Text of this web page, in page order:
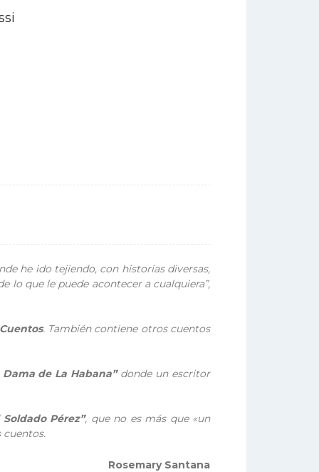
he ido tejiendo, con historias diversas,
lo que le puede acontecer a cualquiera”,
. También contiene otros cuentos
Dama de La Habana”donde un escritor
Pérez”, que no es más que «un
Rosemary Santana